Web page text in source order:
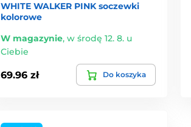
WHITE WALKER PINK soczewki
kolorowe
W magazynie, w środę 12. 8. u
Ciebie
69.96 zł Do koszyka